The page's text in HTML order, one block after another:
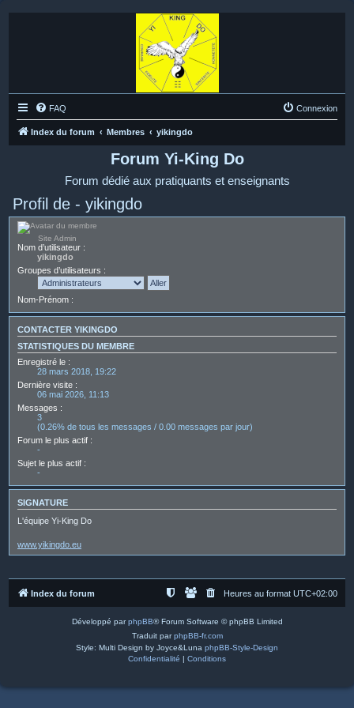
FAQ Connexion
Index du forum Membres yikingdo
Forum Yi-King Do
Forum dédié aux pratiquants et enseignants
Profil de - yikingdo
Site Admin
Nom d’utilisateur :
yikingdo
Groupes d’utilisateurs :
Nom-Prénom :
CONTACTER YIKINGDO
STATISTIQUES DU MEMBRE
Enregistré le :
28 mars 2018, 19:22
Dernière visite :
06 mai 2026, 11:13
Messages :
3
(0.26% de tous les messages / 0.00 messages par jour)
Forum le plus actif :
-
Sujet le plus actif :
-
SIGNATURE
L'équipe Yi-King Do
www.yikingdo.eu
Index du forum Heures au format UTC+02:00
Développé parphpBB® Forum Software © phpBB Limited
Traduit parphpBB-fr.com
Style: Multi Design by Joyce&Luna phpBB-Style-Design
Confidentialité
Conditions